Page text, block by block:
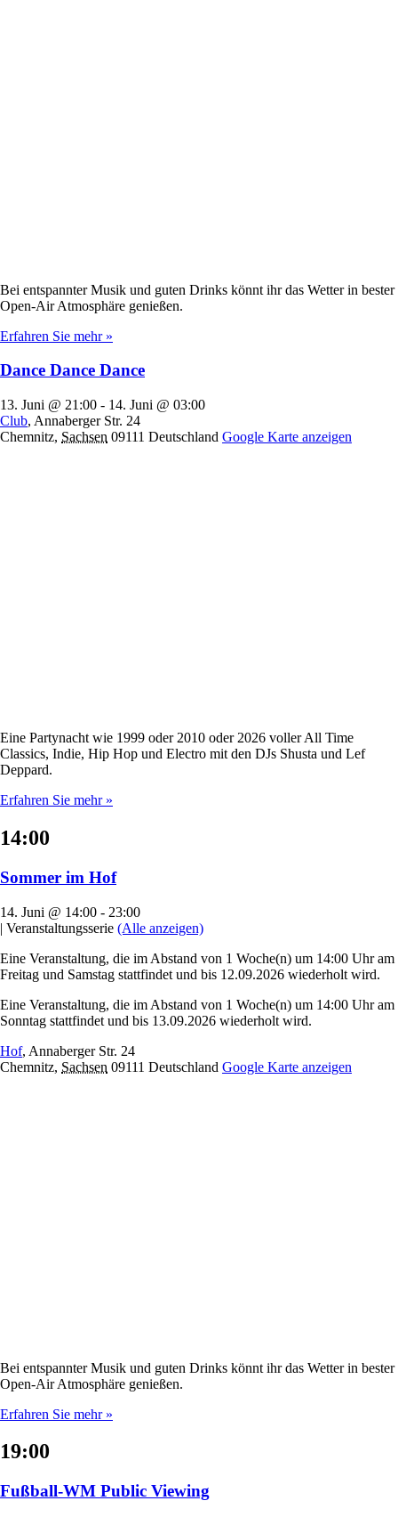
Bei entspannter Musik und guten Drinks könnt ihr das Wetter in bester
Open-Air Atmosphäre genießen.
Erfahren Sie mehr »
Dance Dance Dance
13. Juni @ 21:00 - 14. Juni @ 03:00
Club, Annaberger Str. 24
Chemnitz, Sachsen 09111 Deutschland Google Karte anzeigen
Eine Partynacht wie 1999 oder 2010 oder 2026 voller All Time
Classics, Indie, Hip Hop und Electro mit den DJs Shusta und Lef
Deppard.
Erfahren Sie mehr »
14:00
Sommer im Hof
14. Juni @ 14:00 - 23:00
| Veranstaltungsserie (Alle anzeigen)
Eine Veranstaltung, die im Abstand von 1 Woche(n) um 14:00 Uhr am
Freitag und Samstag stattfindet und bis 12.09.2026 wiederholt wird.
Eine Veranstaltung, die im Abstand von 1 Woche(n) um 14:00 Uhr am
Sonntag stattfindet und bis 13.09.2026 wiederholt wird.
Hof, Annaberger Str. 24
Chemnitz, Sachsen 09111 Deutschland Google Karte anzeigen
Bei entspannter Musik und guten Drinks könnt ihr das Wetter in bester
Open-Air Atmosphäre genießen.
Erfahren Sie mehr »
19:00
Fußball-WM Public Viewing